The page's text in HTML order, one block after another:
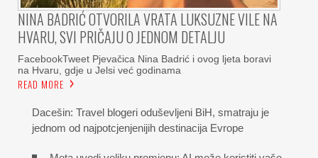
NINA BADRIĆ OTVORILA VRATA LUKSUZNE VILE NA
HVARU, SVI PRIČAJU O JEDNOM DETALJU
FacebookTweet Pjevačica Nina Badrić i ovog ljeta boravi
na Hvaru, gdje u Jelsi već godinama
READ MORE
Dacešin: Travel blogeri oduševljeni BiH, smatraju je
jednom od najpotcjenjenijih destinacija Evrope